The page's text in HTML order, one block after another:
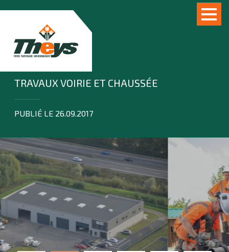
TRAVAUX VOIRIE ET CHAUSSÉE
PUBLIÉ LE 26.09.2017